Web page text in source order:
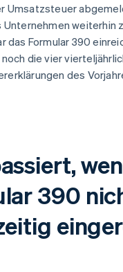
Umsatzsteuer
Unternehmen weiterhin
das Formular 390
die vier
des
390